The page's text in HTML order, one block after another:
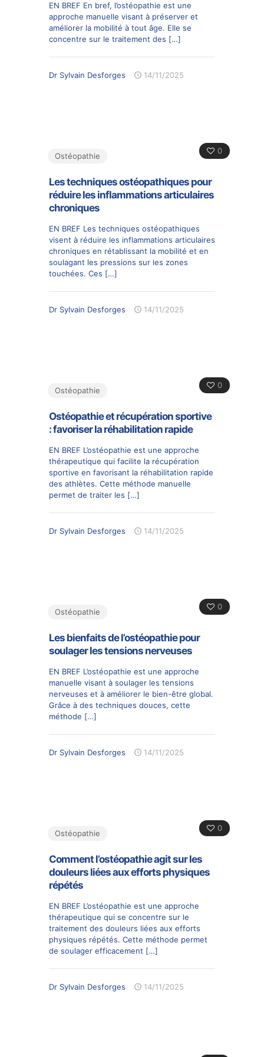
EN BREF En bref, l’ostéopathie est une
approche manuelle visant à préserver et
améliorer la mobilité à tout âge. Elle se
concentre sur le traitement des […]
Dr Sylvain Desforges 14/11/2025
0
Ostéopathie
Les techniques ostéopathiques pour
réduire les inflammations articulaires
chroniques
EN BREF Les techniques ostéopathiques
visent à réduire les inflammations articulaires
chroniques en rétablissant la mobilité et en
soulagant les pressions sur les zones
touchées. Ces […]
Dr Sylvain Desforges 14/11/2025
0
Ostéopathie
Ostéopathie et récupération sportive
: favoriser la réhabilitation rapide
EN BREF L’ostéopathie est une approche
thérapeutique qui facilite la récupération
sportive en favorisant la réhabilitation rapide
des athlètes. Cette méthode manuelle
permet de traiter les […]
Dr Sylvain Desforges 14/11/2025
0
Ostéopathie
Les bienfaits de l’ostéopathie pour
soulager les tensions nerveuses
EN BREF L’ostéopathie est une approche
manuelle visant à soulager les tensions
nerveuses et à améliorer le bien-être global.
Grâce à des techniques douces, cette
méthode […]
Dr Sylvain Desforges 14/11/2025
0
Ostéopathie
Comment l’ostéopathie agit sur les
douleurs liées aux efforts physiques
répétés
EN BREF L’ostéopathie est une approche
thérapeutique qui se concentre sur le
traitement des douleurs liées aux efforts
physiques répétés. Cette méthode permet
de soulager efficacement […]
Dr Sylvain Desforges 14/11/2025